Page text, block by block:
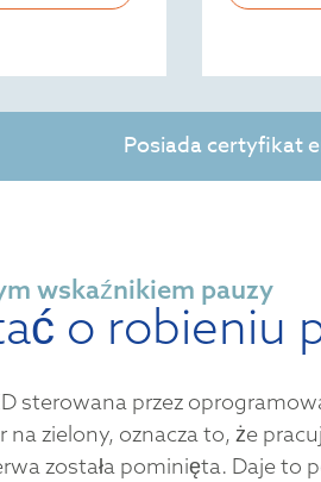
Posiada certyfikat
wskaźnikiem pauzy
o robieniu
sterowana przez
zielony, oznacza to, że
została pominięta. Daje